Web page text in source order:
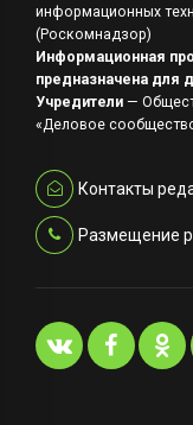
информационных
(Роскомнадзор)
Информационная
предназначена для
Учредители —
«Деловое
Контакты
Размещение